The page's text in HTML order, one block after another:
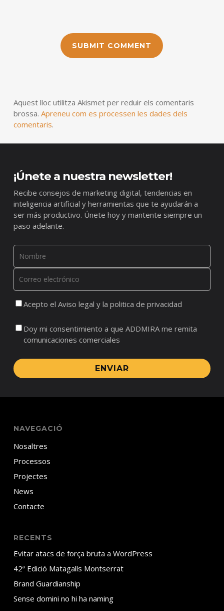
Aquest lloc utilitza Akismet per reduir els comentaris
brossa. Apreneu com es processen les dades dels
comentaris.
¡Únete a nuestra newsletter!
Recibe consejos de marketing digital, tendencias en
inteligencia artificial y herramientas que te ayudarán a
ser más productivo. Únete hoy y mantente siempre un
paso adelante.
Acepto el Aviso legal y la politica de privacidad
Doy mi consentimiento a que ADDMIRA me remita
comunicaciones comerciales
ENVIAR
NAVEGACIÓ
Nosaltres
Processos
Projectes
News
Contacte
RECENTS
Evitar atacs de força bruta a WordPress
42ª Edició Matagalls Montserrat
Brand Guardianship
Sense domini no hi ha naming